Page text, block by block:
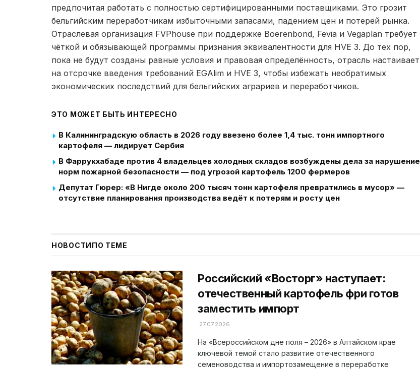
предпочитая работать с полностью сертифицированными поставщиками. Это грозит
бельгийским переработчикам избыточными запасами, падением цен и потерей рынка.
Отраслевая организация FVPhouse при поддержке Boerenbond, Fevia и Vegaplan требует
чёткой и обязывающей программы признания эквивалентности для HVE 3. До тех пор,
пока не будут созданы равные условия и правовая определённость, отрасль настаивает
на отсрочке введения требований EGAlim и HVE 3, чтобы избежать необратимых
экономических последствий для бельгийских аграриев и переработчиков.
ЭТО МОЖЕТ БЫТЬ ИНТЕРЕСНО
В Калининградскую область в 2026 году ввезено более 1,4 тыс. тонн импортного
картофеля — лидирует Сербия
В Фаррукхабаде против 4 владельцев холодных складов возбуждены дела за нарушение
норм пожарной безопасности — под угрозой картофель 1200 фермеров
Депутат Гюрер: «В Нигде около 200 тысяч тонн картофеля превратились в мусор» —
отсутствие планирования производства ведёт к потерям и росту цен
НОВОСТИПО ТЕМЕ
Российский «Восторг» наступает:
отечественный картофель фри готов
заместить импорт
27.07.2026
На «Всероссийском дне поля – 2026» в Алтайском крае
ключевой темой стало развитие отечественного
семеноводства и импортозамещение в переработке